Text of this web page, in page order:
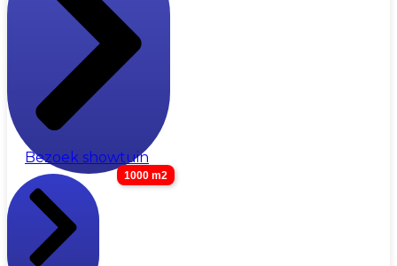
Bezoek showtuin
1000 m2